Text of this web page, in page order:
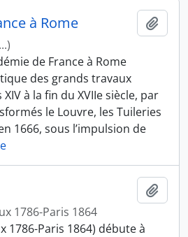
à Rome
de France à Rome
des grands travaux
à la fin du XVIIe siècle, par
le Louvre, les Tuileries
1666, sous l’impulsion de
1786-Paris 1864
1786-Paris 1864) débute à